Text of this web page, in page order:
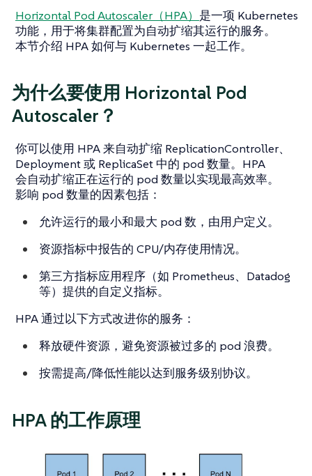
Horizontal Pod Autoscaler（HPA） 是一项 Kubernetes
功能，用于将集群配置为自动扩缩其运行的服务。
本节介绍 HPA 如何与 Kubernetes 一起工作。
为什么要使用 Horizo​​ntal Pod
Autoscaler？
你可以使用 HPA 来自动扩缩 ReplicationController、
Deployment 或 ReplicaSet 中的 pod 数量。HPA
会自动扩缩正在运行的 pod 数量以实现最高效率。
影响 pod 数量的因素包括：
允许运行的最小和最大 pod 数，由用户定义。
资源指标中报告的 CPU/内存使用情况。
第三方指标应用程序（如 Prometheus、Datadog
等）提供的自定义指标。
HPA 通过以下方式改进你的服务：
释放硬件资源，避免资源被过多的 pod 浪费。
按需提高/降低性能以达到服务级别协议。
HPA 的工作原理